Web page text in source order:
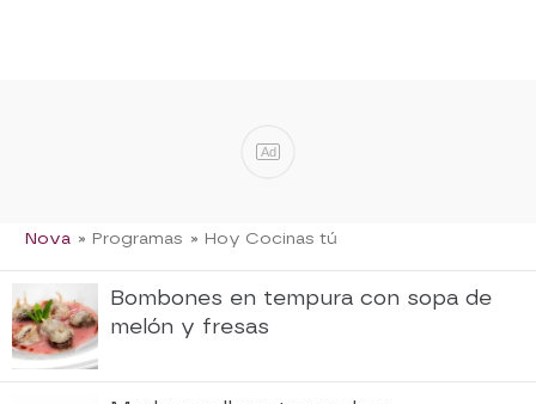
Ad
Nova » Programas » Hoy Cocinas tú
Bombones en tempura con sopa de
melón y fresas